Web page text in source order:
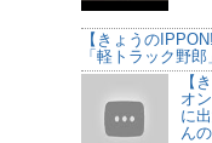
【きょうの
「軽トラック野郎
【
オ
に
ん